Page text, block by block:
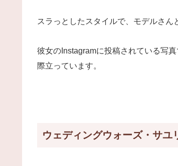
スラっとしたスタイルで、モデルさん
彼女のInstagramに投稿されている写
際立っています。
ウェディングウォーズ・サユ